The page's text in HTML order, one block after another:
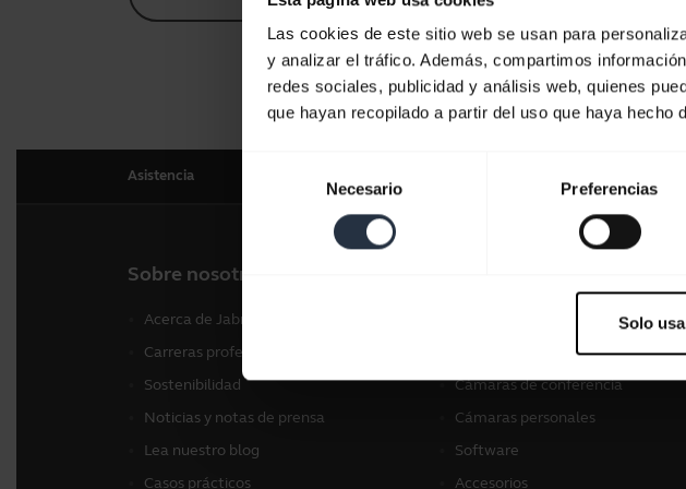
Las cookies de este sitio web se usan para
y analizar el tráfico. Además, compartimos
redes sociales, publicidad y análisis web, quienes
que hayan recopilado a partir del uso que haya hecho
consentimiento
Necesario Preferencias
Solo
Asistencia
Sobre nosotros
Acerca de Jabra
Carreras profesionales
Sostenibilidad
Noticias y notas de prensa
Lea nuestro blog
Casos prácticos
Altavoces con micrófono
Cámaras de conferencia
Cámaras personales
Software
Accesorios